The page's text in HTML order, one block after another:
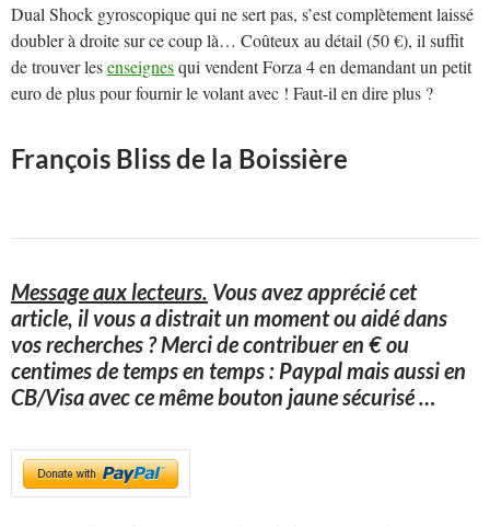
Dual Shock gyroscopique qui ne sert pas, s’est complètement laissé
doubler à droite sur ce coup là… Coûteux au détail (50 €), il suffit
de trouver lesenseignesqui vendent Forza 4 en demandant un petit
euro de plus pour fournir le volant avec ! Faut-il en dire plus ?
François Bliss de la Boissière
Message aux lecteurs. Vous avez apprécié cet
article, il vous a distrait un moment ou aidé dans
vos recherches ? Merci de contribuer en € ou
centimes de temps en temps : Paypal mais aussi en
CB/Visa avec ce même bouton jaune sécurisé…